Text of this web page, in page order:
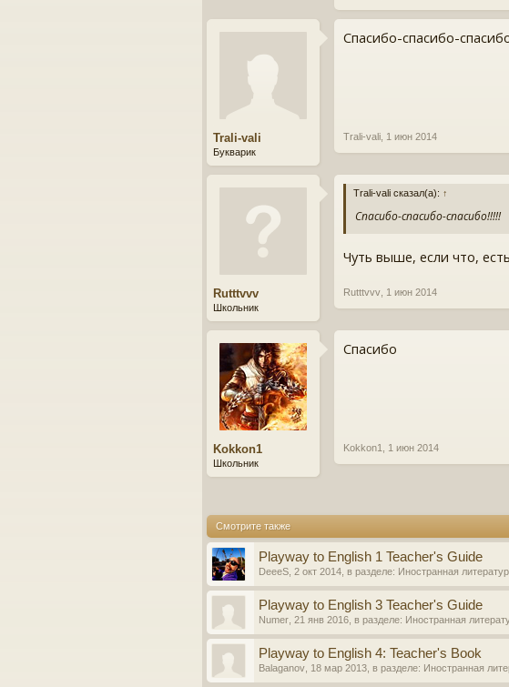
Trali-vali
Букварик
Спасибо-спасибо-
Trali-vali 1 июн 2014
Rutttvvv
Школьник
Trali-vali сказал(а): ↑
Спасибо-спасибо-спасибо!!!!!
Чуть выше, если что,
Rutttvvv 1 июн 2014
Kokkon1
Школьник
Спасибо
Kokkon1 1 июн 2014
Смотрите также
Playway to English 1 Teacher's Guide
DeeeS 2 окт 2014 , в разделе: Иностранная
Playway to English 3 Teacher's Guide
Numer 21 янв 2016 , в разделе: Иностранная
Playway to English 4: Teacher's Book
Balaganov 18 мар 2013 , в разделе: Иностранная